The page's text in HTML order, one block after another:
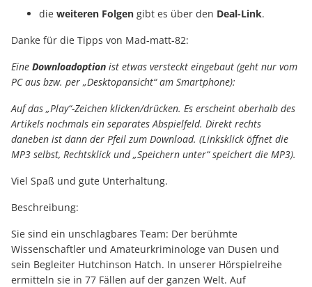
die weiteren Folgen gibt es über den Deal-Link.
Danke für die Tipps von Mad-matt-82:
Eine Downloadoption ist etwas versteckt eingebaut (geht nur vom
PC aus bzw. per „Desktopansicht“ am Smartphone):
Auf das „Play“-Zeichen klicken/drücken. Es erscheint oberhalb des
Artikels nochmals ein separates Abspielfeld. Direkt rechts
daneben ist dann der Pfeil zum Download. (Linksklick öffnet die
MP3 selbst, Rechtsklick und „Speichern unter“ speichert die MP3).
Viel Spaß und gute Unterhaltung.
Beschreibung:
Sie sind ein unschlagbares Team: Der berühmte
Wissenschaftler und Amateurkriminologe van Dusen und
sein Begleiter Hutchinson Hatch. In unserer Hörspielreihe
ermitteln sie in 77 Fällen auf der ganzen Welt. Auf